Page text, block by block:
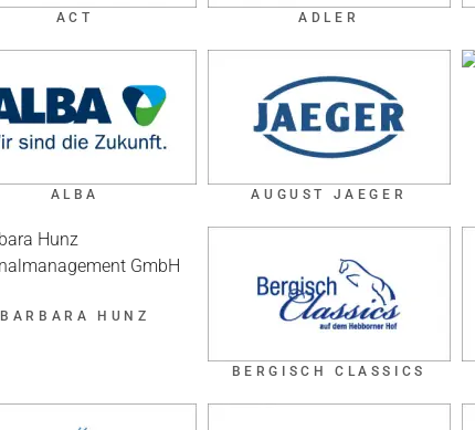
ACT ADLER
ALBA AUGUST JAEGER
BARBARA HUNZ
BERGISCH CLASSICS